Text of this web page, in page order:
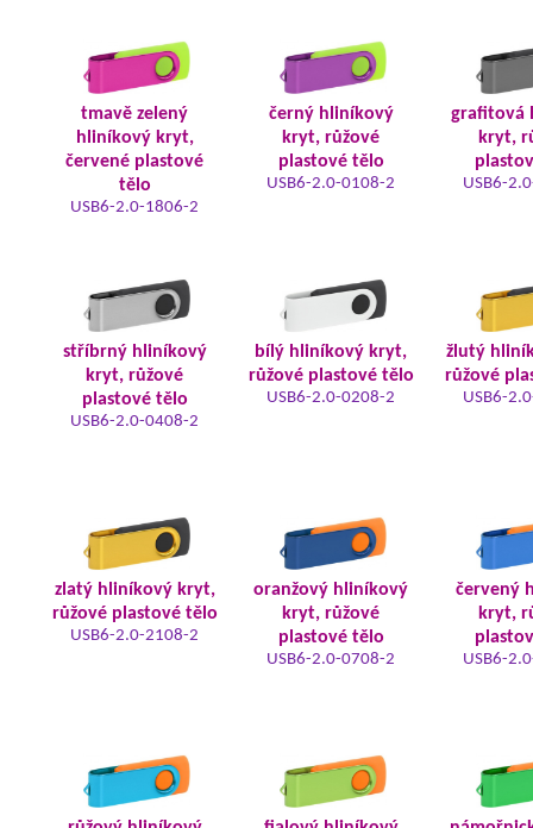
tmavě zelený
hliníkový kryt,
červené plastové
tělo
USB6-2.0-1806-2
černý hliníkový
kryt, růžové
plastové tělo
USB6-2.0-0108-2
grafitová
kryt,
USB6-
stříbrný hliníkový
kryt, růžové
plastové tělo
USB6-2.0-0408-2
bílý hliníkový kryt,
růžové plastové tělo
USB6-2.0-0208-2
žlutý
růžové
USB6-
zlatý hliníkový kryt,
růžové plastové tělo
USB6-2.0-2108-2
oranžový hliníkový
kryt, růžové
plastové tělo
USB6-2.0-0708-2
červený
kryt,
USB6-